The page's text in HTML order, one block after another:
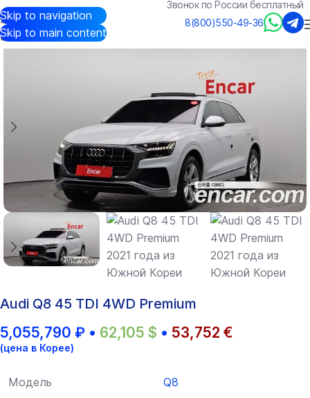
Skip to navigation
Skip to main content
Звонок по России бесплатный
8(800)550-49-36
Авто из Кореи/Каталог
Audi Q8 45 TDI 4WD Premium
5,055,790 ₽ • 62,105 $ • 53,752 €
(цена в Корее)
Модель Q8